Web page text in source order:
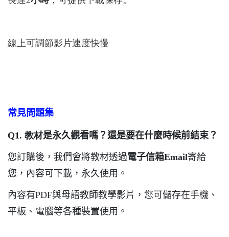
線上可調節影片速度快慢
常見問題集
Q1. 教材是永久觀看嗎？還是要在什麼時候前結束？
您訂購後，我們會將教材透過電子信箱Email寄給
您，內容可下載，永久使用。
內容有PDF與母語教師教學影片，您可儲存在手機、
平板、電腦等各種裝置使用。